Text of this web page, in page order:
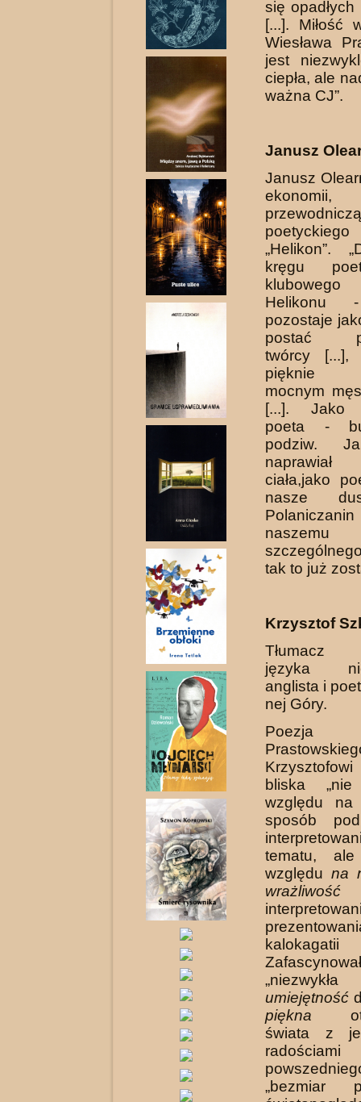
się
[...]. Miłość
Wiesława
jest
ciepła, ale
ważna CJ”.
Janusz
Janusz
ekonomii,
„Helikon”.
kręgu
Helikonu
pozostaje
postać
twórcy [...],
pięknie
mocnym
[...]. Jako
poeta -
podziw.
ciała,jako
nasze
tak to już
Krzysztof
Tłumacz
języka
anglista i
nej Góry.
Poezja
Krzysztofowi
bliska
względu na
sposób
tematu,
względu na
wrażliwość
umiejętność
piękna
świata z
„bezmiar